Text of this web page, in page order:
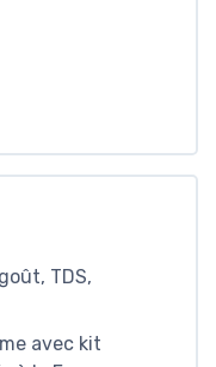
TDS,
avec kit